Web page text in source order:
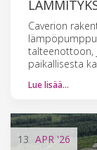
Caverion
talteenottoon,
paikallisesta
Lue lisää…
13 APR '26